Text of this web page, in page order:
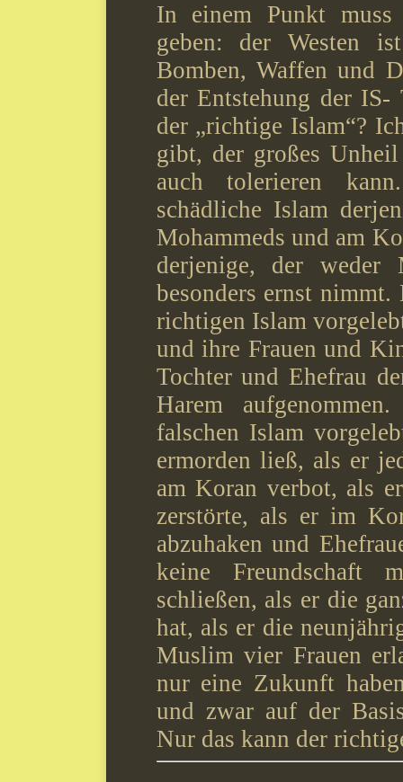
In einem Punkt
geben: der Westen
Bomben, Waffen und
der Entstehung der
der „richtige Islam“?
gibt, der großes
auch tolerieren
schädliche Islam
Mohammeds und am
derjenige, der weder
besonders ernst nimmt.
richtigen Islam
und ihre Frauen und
Tochter und Ehefrau
Harem
falschen Islam
ermorden ließ, als er
am Koran verbot, als
zerstörte, als er im
abzuhaken und
keine Freundschaft
schließen, als er die
hat, als er die
Muslim vier Frauen
nur eine Zukunft
und zwar auf der
Nur das kann der